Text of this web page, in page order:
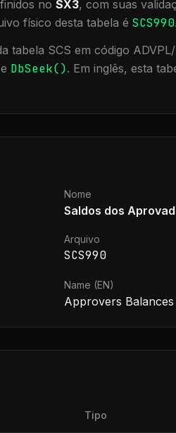
no SX3, com suas
físico desta tabela é SCS990.
tabela SCS em código
e DbSeek(). Em inglês, esta
Nome
Saldos dos
Arquivo
SCS990
Name (EN)
Approvers Balances
Tipo